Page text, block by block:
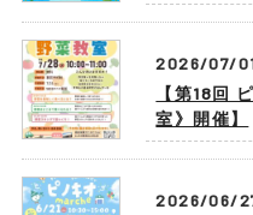
2026/07/
【第18回
室》開催】
2026/06/